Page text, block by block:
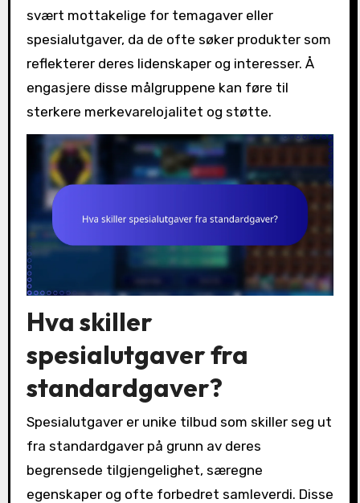
svært mottakelige for temagaver eller
spesialutgaver, da de ofte søker produkter som
reflekterer deres lidenskaper og interesser. Å
engasjere disse målgruppene kan føre til
sterkere merkevarelojalitet og støtte.
Hva skiller
spesialutgaver fra
standardgaver?
Spesialutgaver er unike tilbud som skiller seg ut
fra standardgaver på grunn av deres
begrensede tilgjengelighet, særegne
egenskaper og ofte forbedret samleverdi. Disse